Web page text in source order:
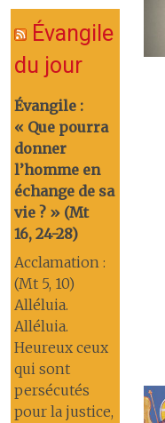
Évangile
du jour
Évangile :
« Que pourra
donner
l’homme en
échange de sa
vie ? » (Mt
16, 24-28)
Acclamation :
(Mt 5, 10)
Alléluia.
Alléluia.
Heureux ceux
qui sont
persécutés
pour la justice,